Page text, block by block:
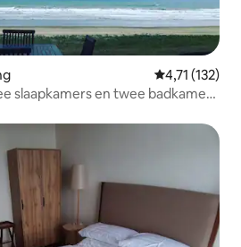
Gemiddelde
4,71 (132)
slaapkamers en twee badkamers